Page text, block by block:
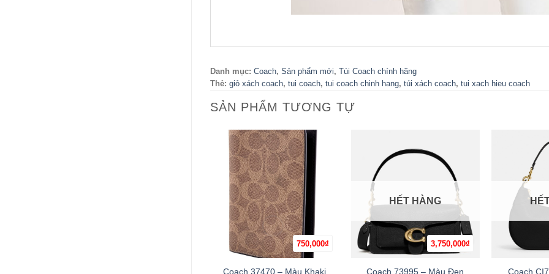
Danh mục: Coach, Sản phẩm mới, Túi Coach chính hãng
Thẻ: giỏ xách coach, tui coach, tui coach chinh hang, túi xách coach, tui xach hieu coach
SẢN PHẨM TƯƠNG TỰ
750,000₫
Coach 37470 – Màu Khaki
3,750,000₫
+
HẾT HÀNG
Coach 73995 – Màu Đen Coach